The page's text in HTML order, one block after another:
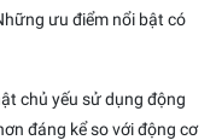
ưu điểm nổi bật có
chủ yếu sử dụng động
đáng kể so với động cơ